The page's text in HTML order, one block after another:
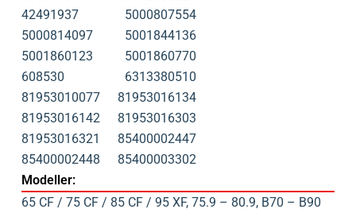
42491937
5000807554
5000814097
5001844136
5001860123
5001860770
608530
6313380510
81953010077
81953016134
81953016142
81953016303
81953016321
85400002447
85400002448
85400003302
Modeller:
65 CF / 75 CF / 85 CF / 95 XF, 75.9 – 80.9, B70 – B90